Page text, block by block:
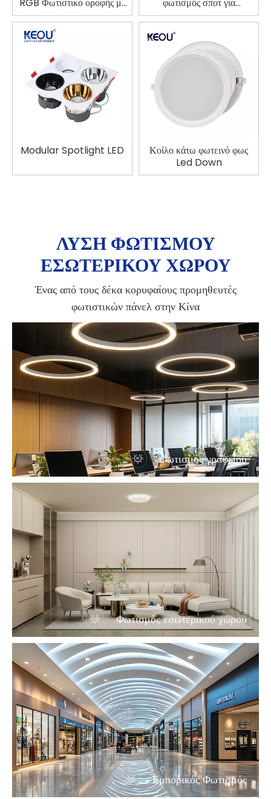
RGB Φωτιστικό οροφής με
οπίσθιο φωτισμό
φωτισμός σποτ για
υπολογιστή
Modular Spotlight LED
Κοίλο κάτω φωτεινό φως
Led Down
ΛΥΣΗ ΦΩΤΙΣΜΟΥ
ΕΣΩΤΕΡΙΚΟΥ ΧΩΡΟΥ
Ένας από τους δέκα κορυφαίους προμηθευτές
φωτιστικών πάνελ στην Κίνα
Φωτισμός γραφείου
Φωτισμός εσωτερικού χώρου
Εμπορικός Φωτισμός